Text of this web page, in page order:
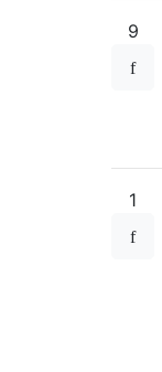
9
1